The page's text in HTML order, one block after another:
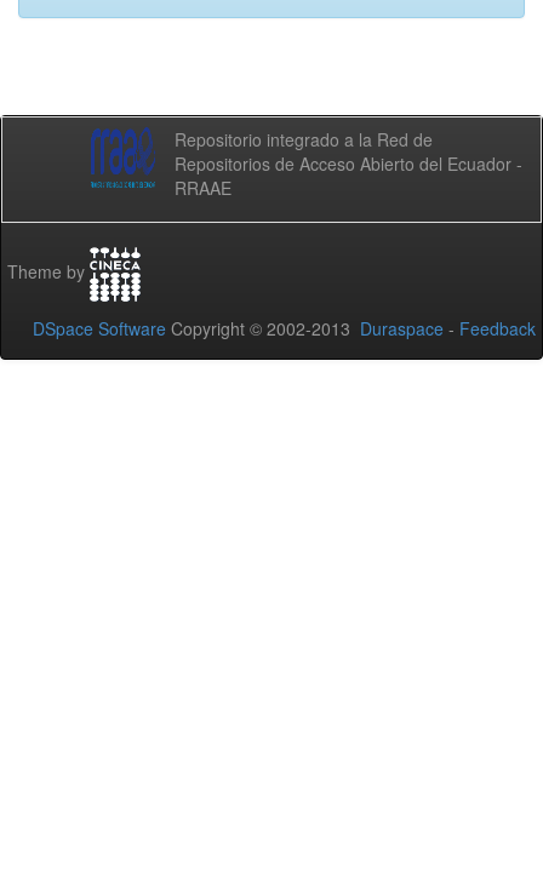
Repositorio integrado a la Red de
Repositorios de Acceso Abierto del Ecuador -
RRAAE
Theme by
DSpace Software Copyright © 2002-2013 Duraspace - Feedback